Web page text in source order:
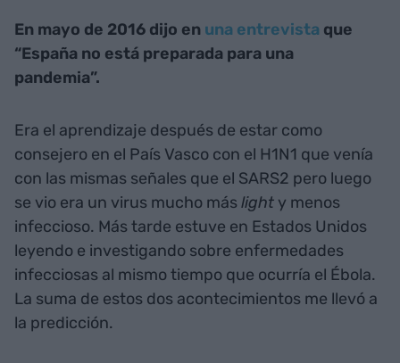
En mayo de 2016 dijo en una entrevista que
“España no está preparada para una
pandemia”.
Era el aprendizaje después de estar como
consejero en el País Vasco con el H1N1 que venía
con las mismas señales que el SARS2 pero luego
se vio era un virus mucho máslight y menos
infeccioso. Más tarde estuve en Estados Unidos
leyendo e investigando sobre enfermedades
infecciosas al mismo tiempo que ocurría el Ébola.
La suma de estos dos acontecimientos me llevó a
la predicción.